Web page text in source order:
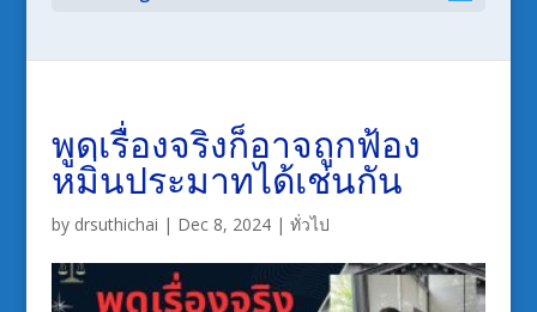
พูดเรื่องจริงก็อาจถูกฟ้อง
หมิ่นประมาทได้เช่นกัน
by drsuthichai | Dec 8, 2024| ทั่วไป